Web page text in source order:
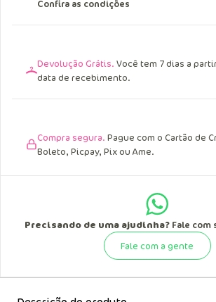
Centro Oeste.
Precisando de uma ajudinha?Fale com